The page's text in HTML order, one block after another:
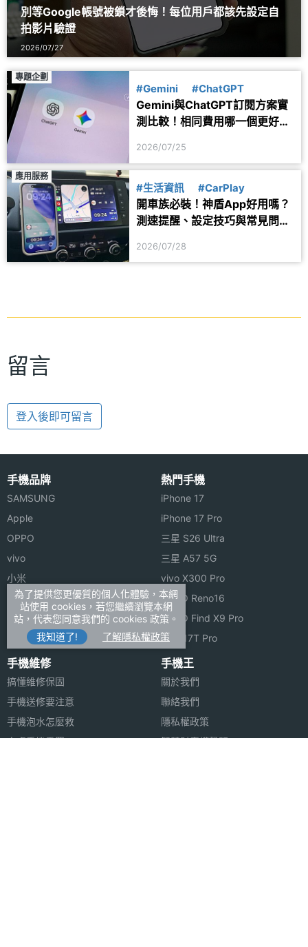
別等Google帳號被鎖才後悔！每位用戶都該先設定自
拍影片驗證
2026/07/27
專題企劃
#Gemini #ChatGPT
Gemini與ChatGPT訂閱方案實
測比較！相同費用哪一個更好
2026/07/25
應用服務
#生活資訊 #CarPlay
開車族必裝！神盾App好用嗎？
測速提醒、設定技巧與常見問題
2026/07/28
留言
登入後即可留言
手機品牌
SAMSUNG
Apple
OPPO
vivo
小米
ASUS
Sony
realme
熱門手機
iPhone 17
iPhone 17 Pro
三星 S26 Ultra
三星 A57 5G
vivo X300 Pro
OPPO Reno16
OPPO Find X9 Pro
小米 17T Pro
手機維修
搞懂維修保固
手機送修要注意
手機泡水怎麼救
安卓手機重置
手機王
關於我們
聯絡我們
隱私權政策
智慧財產權聲明
為了提供您更優質的個人化體驗，本網
站使用 cookies，若您繼續瀏覽本網
站，代表您同意我們的 cookies 政策。
我知道了!
了解隱私權政策